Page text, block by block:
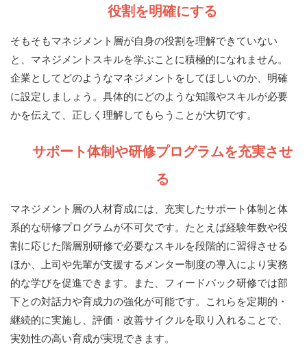
役割を明確にする
そもそもマネジメント層が自身の役割を理解できていない
と、マネジメントスキルを学ぶことに積極的になれません。
企業としてどのようなマネジメントをしてほしいのか、明確
に設定しましょう。具体的にどのような知識やスキルが必要
かを伝えて、正しく理解してもらうことが大切です。
サポート体制や研修プログラムを充実させ
る
マネジメント層の人材育成には、充実したサポート体制と体
系的な研修プログラムが不可欠です。たとえば経験年数や役
割に応じた階層別研修で必要なスキルを段階的に習得させる
ほか、上司や先輩が支援するメンター制度の導入により実務
的な学びを促進できます。また、フィードバック研修では部
下との対話力や育成力の強化が可能です。これらを定期的・
継続的に実施し、評価・改善サイクルを取り入れることで、
実効性の高い育成が実現できます。